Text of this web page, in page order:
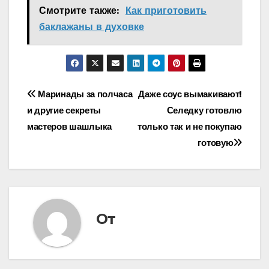
Смотрите также:
Как приготовить
баклажаны в духовке
Навигация
по
Даже соус вымакивают!
Селедку готовлю
только так и не покупаю
готовую
Маринады за полчаса
и другие секреты
мастеров шашлыка
От